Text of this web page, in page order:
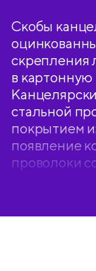
Скобы
скрепления
в картонную
стальной
покрытием
появление
проволоки
листов.
не